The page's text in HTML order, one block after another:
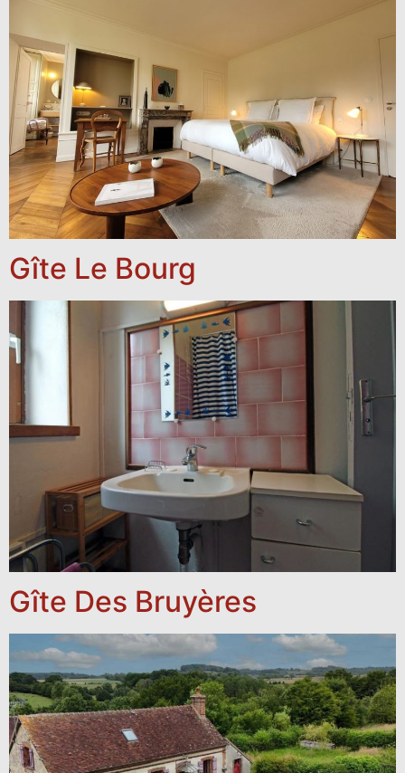
Gîte Le Bourg
Gîte Des Bruyères